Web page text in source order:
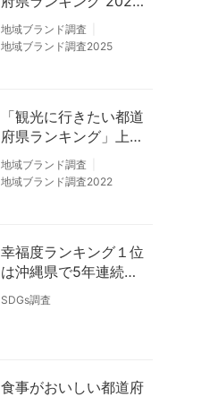
6」京都は低下、神奈
川上昇
地域ブランド調査
地域ブランド調査2025
「観光に行きたい都道
府県ランキング」上位
の順位に変動あり
地域ブランド調査
地域ブランド調査2022
幸福度ランキング１位
は沖縄県で5年連続！
佐賀、愛知が順位上昇
【幸福度調査2026】
SDGs調査
食事がおいしい都道府